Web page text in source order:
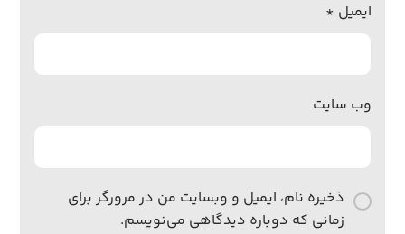
ایمیل *
وب‌ سایت
ذخیره نام، ایمیل و وبسایت من در مرورگر برای
زمانی که دوباره دیدگاهی می‌نویسم.